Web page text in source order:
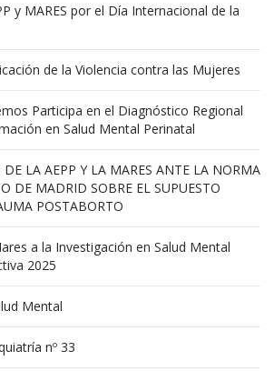
y MARES por el Día Internacional de la
de la Violencia contra las Mujeres
Participa en el Diagnóstico Regional
en Salud Mental Perinatal
LA AEPP Y LA MARES ANTE LA NORMA
DE MADRID SOBRE EL SUPUESTO
POSTABORTO
a la Investigación en Salud Mental
2025
Mental
nº 33